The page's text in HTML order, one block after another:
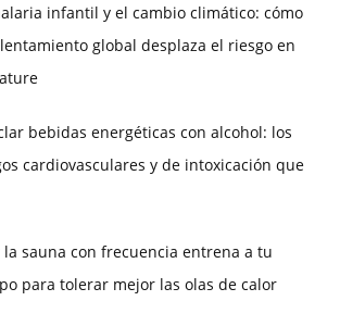
infantil y el cambio climático: cómo
global desplaza el riesgo en
bebidas energéticas con alcohol: los
cardiovasculares y de intoxicación que
la sauna con frecuencia entrena a tu
para tolerar mejor las olas de calor